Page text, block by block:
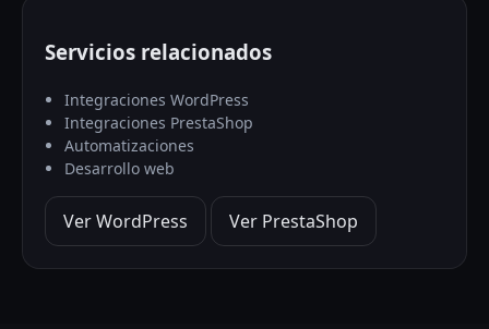
Servicios relacionados
Integraciones WordPress
Integraciones PrestaShop
Automatizaciones
Desarrollo web
Ver WordPress Ver PrestaShop